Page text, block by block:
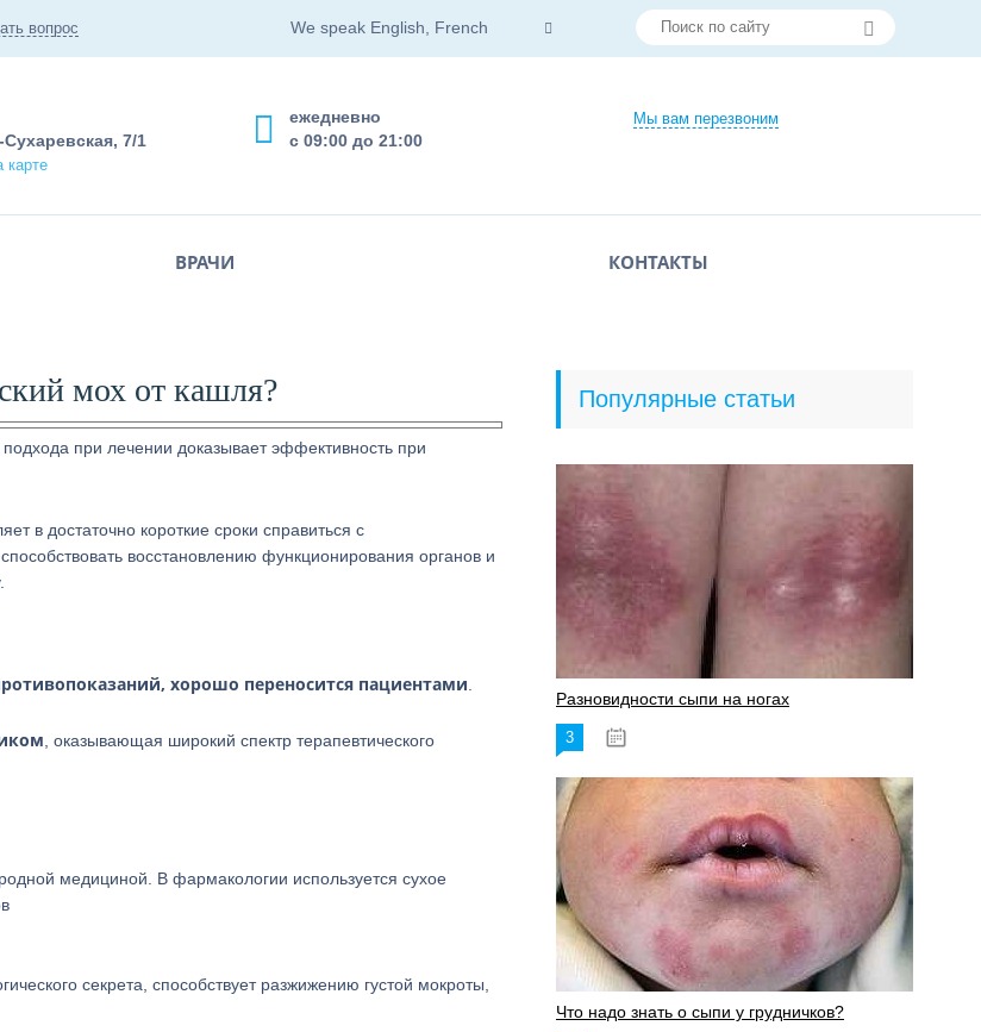
вопрос We speak English, French
Мы вам перезвоним
ежедневно
с 09:00 до 21:00
7/1
карте
ВРАЧИ КОНТАКТЫ
мох от кашля?
при лечении доказывает эффективность при
в достаточно короткие сроки справиться с
восстановлению функционирования органов и
хорошо переносится пациентами
, оказывающая широкий спектр терапевтического
медициной. В фармакологии используется сухое
секрета, способствует разжижению густой мокроты,
Популярные статьи
Разновидности сыпи на ногах
3
Что надо знать о сыпи у грудничков?